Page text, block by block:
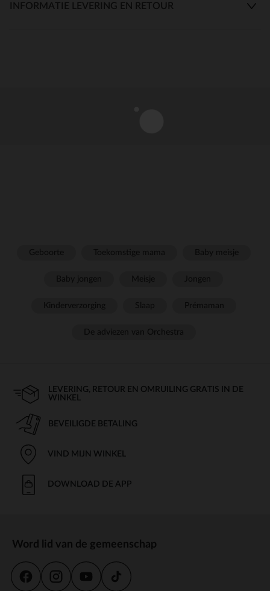
INFORMATIE LEVERING EN RETOUR
LEVERING, RETOUR EN OMRUILING GRATIS IN DE
WINKEL
BEVEILIGDE BETALING
VIND MIJN WINKEL
DOWNLOAD DE APP
Word lid van de gemeenschap